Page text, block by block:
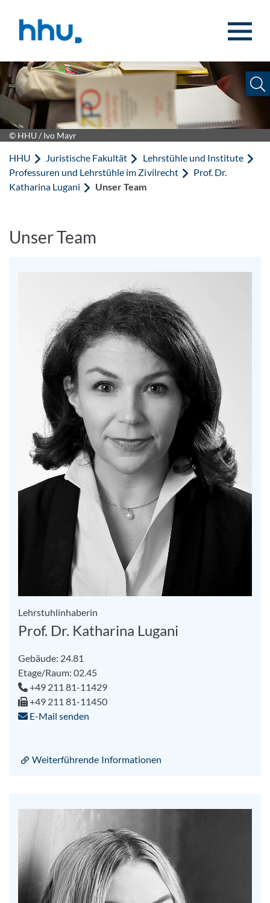
© HHU / Ivo Mayr
HHU Juristische Fakultät
Lehrstühle und Institute
Professuren und Lehrstühle im Zivilrecht
Prof. Dr.
Katharina Lugani
Unser Team
Unser Team
Lehrstuhlinhaberin
Prof. Dr. Katharina Lugani
Gebäude: 24.81
Etage/Raum: 02.45
+49 211 81-11429
+49 211 81-11450
E-Mail senden
Weiterführende Informationen